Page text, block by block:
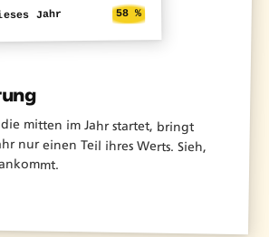
Jahr 58 %
mitten im Jahr startet, bringt
nur einen Teil ihres Werts. Sieh,